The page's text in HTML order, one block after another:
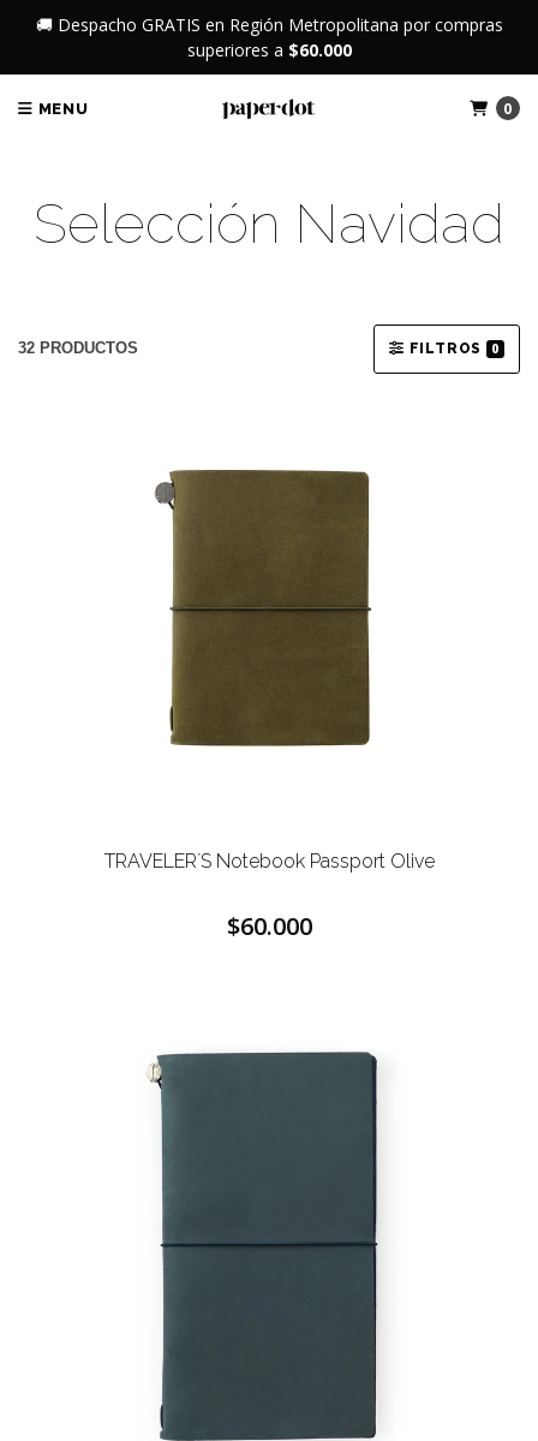
🚚 Despacho GRATIS en Región Metropolitana por compras
superiores a $60.000
MENU 0
Selección Navidad
32 PRODUCTOS FILTROS 0
TRAVELER´S Notebook Passport Olive
$60.000